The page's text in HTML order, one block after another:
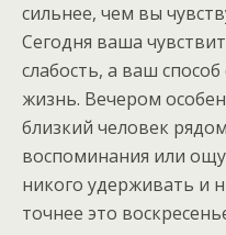
сильнее, чем вы
Сегодня ваша
слабость, а ваш
жизнь. Вечером
близкий человек
воспоминания или
никого удерживать и
точнее это